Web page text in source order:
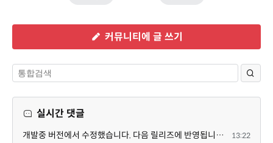
커뮤니티에 글 쓰기
실시간 댓글
개발중 버전에서 수정했습니다. 다음 릴리즈에 반영됩니다. 특정한 게시판 설정 + 썸네일 설정의 조합에서 $... 13:22